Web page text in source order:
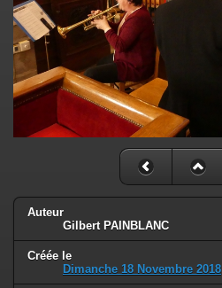
Auteur
Gilbert PAINBLANC
Créée le
Dimanche 18 Novembre 2018